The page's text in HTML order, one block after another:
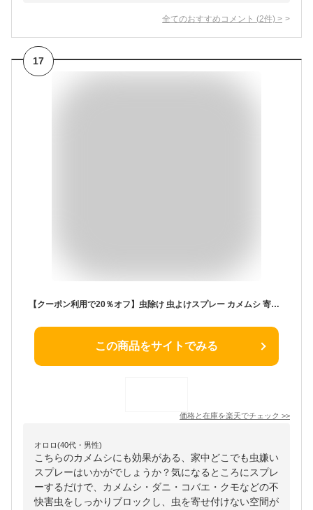
全てのおすすめコメント (2件) >
17
【クーポン利用で20％オフ】虫除け 虫よけスプレー カメムシ 寄せ付けない カメムシ対策 蚊 クモ コバエ アリ 虫 ベランダ 玄関 窓 防虫 忌避剤 室内 殺虫成分不使用 家中どこでも虫キライスプレーセット2点
この商品をサイトでみる
価格と在庫を楽天でチェック >>
オロロ(40代・男性)
こちらのカメムシにも効果がある、家中どこでも虫嫌い
スプレーはいかがでしょうか？気になるところにスプレ
ーするだけで、カメムシ・ダニ・コバエ・クモなどの不
快害虫をしっかりブロックし、虫を寄せ付けない空間が